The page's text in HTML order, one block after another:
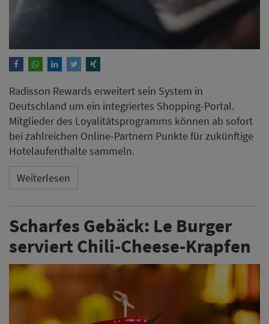
Radisson Rewards erweitert sein System in
Deutschland um ein integriertes Shopping-Portal.
Mitglieder des Loyalitätsprogramms können ab sofort
bei zahlreichen Online-Partnern Punkte für zukünftige
Hotelaufenthalte sammeln.
Weiterlesen
Scharfes Gebäck: Le Burger
serviert Chili-Cheese-Krapfen